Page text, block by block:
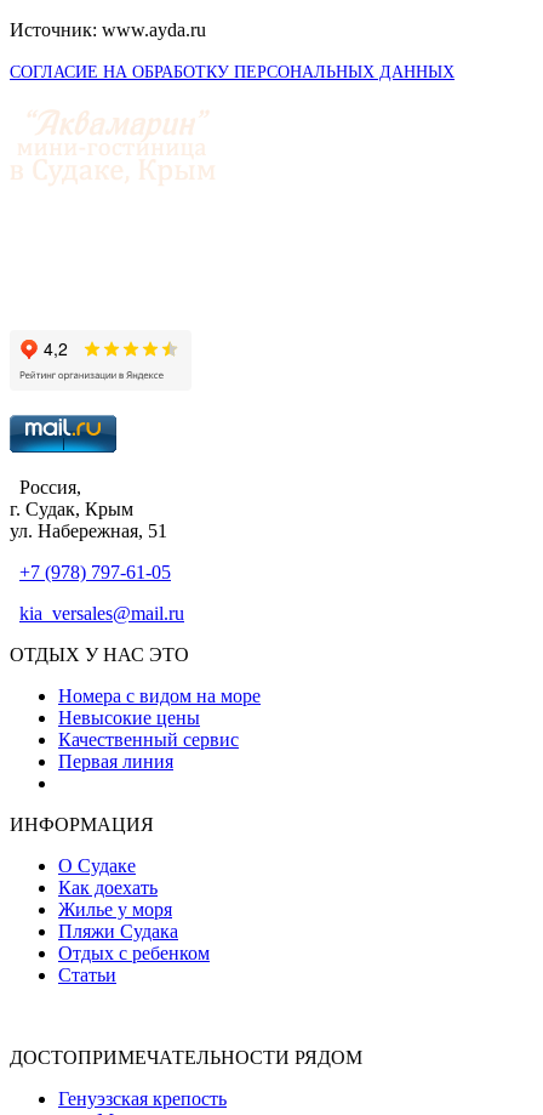
Источник: www.ayda.ru
СОГЛАСИЕ НА ОБРАБОТКУ ПЕРСОНАЛЬНЫХ ДАННЫХ
Россия,
г. Судак, Крым
ул. Набережная, 51
+7 (978) 797-61-05
kia_versales@mail.ru
ОТДЫХ У НАС ЭТО
Номера с видом на море
Невысокие цены
Качественный сервис
Первая линия
ИНФОРМАЦИЯ
О Судаке
Как доехать
Жилье у моря
Пляжи Судака
Отдых с ребенком
Статьи
ДОСТОПРИМЕЧАТЕЛЬНОСТИ РЯДОМ
Генуэзская крепость